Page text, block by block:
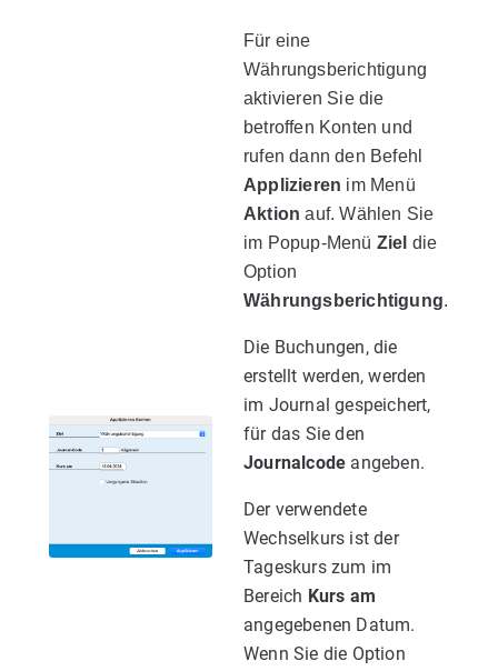
Für eine
Währungsberichtigung
aktivieren Sie die
betroffen Konten und
rufen dann den Befehl
Applizieren im Menü
Aktion auf. Wählen Sie
im Popup-Menü Ziel die
Option
Währungsberichtigung.
Die Buchungen, die
erstellt werden, werden
im Journal gespeichert,
für das Sie den
Journalcode angeben.
Der verwendete
Wechselkurs ist der
Tageskurs zum im
Bereich Kurs am
angegebenen Datum.
Wenn Sie die Option